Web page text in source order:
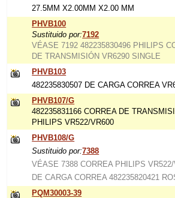
27.5MM X2.00MM X2.00 MM
PHVB100
Sustituido por:7192
VÉASE 7192 482235830496 PHILIPS
DE TRANSMISIÓN VR6290 SINGLE
PHVB103
482235830507 DE CARGA CORREA
PHVB107/G
482235831166 CORREA DE
PHILIPS VR522/VR600
PHVB108/G
Sustituido por:7388
VÉASE 7388 CORREA PHILIPS
DE CARGA CORREA 482235820421
PQM30003-39